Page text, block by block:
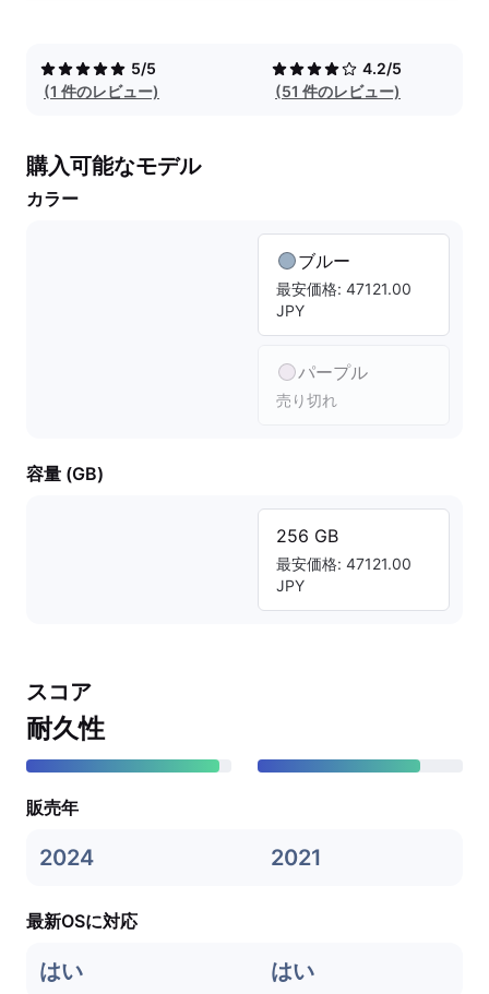
5/5
(1 件のレビュー)
4.2/5
(51 件のレビュー)
購入可能なモデル
カラー
ブルー
最安価格: 47121.00
JPY
パープル
売り切れ
容量 (GB)
256 GB
最安価格: 47121.00
JPY
スコア
耐久性
販売年
2024 2021
最新OSに対応
はい はい